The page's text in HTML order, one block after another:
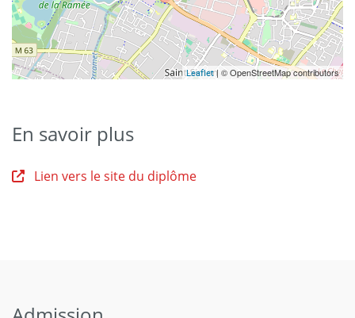
Leaflet| © OpenStreetMap contributors
En savoir plus
Lien vers le site du diplôme